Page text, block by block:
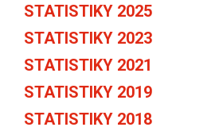
STATISTIKY 2025
STATISTIKY 2023
STATISTIKY 2021
STATISTIKY 2019
STATISTIKY 2018